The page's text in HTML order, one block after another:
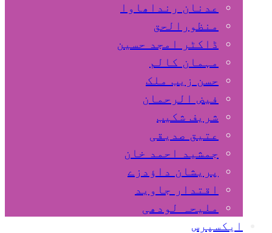
عدنان رنداھاوا
منظورالحق
ڈاکٹر امجد حسین
مہمان کالم
حسن زیب ملک
فیض الرحمان
شریف شکیب
عتیق صدیقی
جمشید احمد خان
پریشان داﺅدزے
اقتدار جاوید
ملیحہ لودھی
ایکسپرس